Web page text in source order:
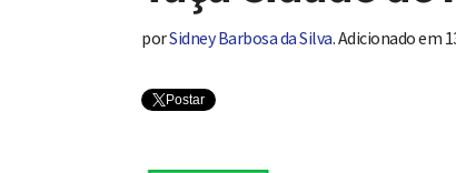
porSidney Barbosa da Silva. Adicionado em
Postar